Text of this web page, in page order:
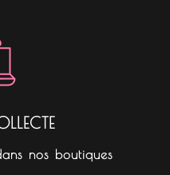
nos boutiques